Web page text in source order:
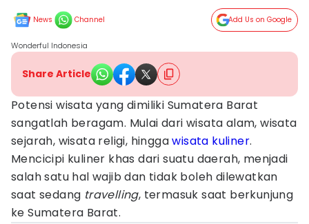
News Channel Add Us on Google
Wonderful Indonesia
Share Article
Potensi wisata yang dimiliki Sumatera Barat
sangatlah beragam. Mulai dari wisata alam, wisata
sejarah, wisata religi, hinggawisata kuliner.
Mencicipi kuliner khas dari suatu daerah, menjadi
salah satu hal wajib dan tidak boleh dilewatkan
saat sedang travelling, termasuk saat berkunjung
ke Sumatera Barat.